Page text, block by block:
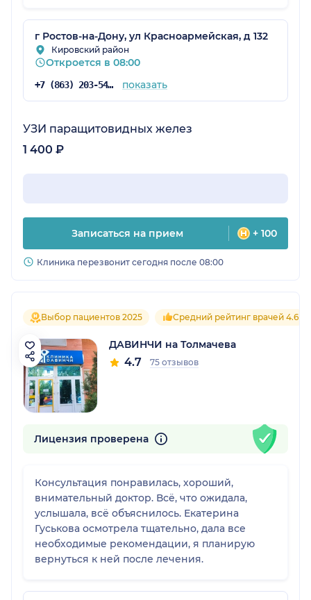
г Ростов-на-Дону, ул Красноармейская, д 132
Кировский район
Откроется в 08:00
+7 (863) 203-54-50 показать
УЗИ паращитовидных желез
1 400 ₽
Записаться на прием + 100
Клиника перезвонит сегодня после 08:00
Выбор пациентов 2025 Средний рейтинг врачей 4.6
ДАВИНЧИ на Толмачева
4.7 75 отзывов
Лицензия проверена
Консультация понравилась, хороший,
внимательный доктор. Всё, что ожидала,
услышала, всё объяснилось. Екатерина
Гуськова осмотрела тщательно, дала все
необходимые рекомендации, я планирую
вернуться к ней после лечения.